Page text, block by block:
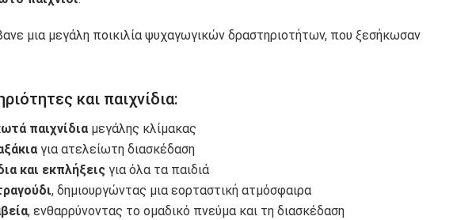
μια μεγάλη ποικιλία ψυχαγωγικών δραστηριοτήτων, που ξεσήκωσαν
και παιχνίδια:
παιχνίδια μεγάλης κλίμακας
για ατελείωτη διασκέδαση
και εκπλήξεις για όλα τα παιδιά
, δημιουργώντας μια εορταστική ατμόσφαιρα
, ενθαρρύνοντας το ομαδικό πνεύμα και τη διασκέδαση